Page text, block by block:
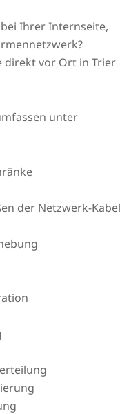
Ihrer Internseite,
direkt vor Ort in Trier
unter
der Netzwerk-Kabel